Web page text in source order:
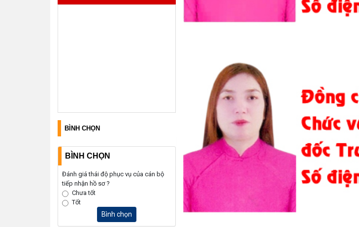
BÌNH CHỌN
BÌNH CHỌN
Đánh giá thái độ phục vụ của cán bộ
tiếp nhận hồ sơ ?
Chưa tốt
Tốt
Bình chọn